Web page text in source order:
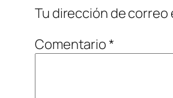
Tu dirección de
Comentario*